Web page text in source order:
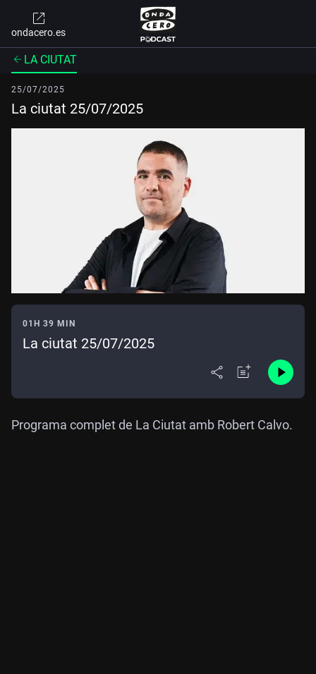
ondacero.es
LA CIUTAT
25/07/2025
La ciutat 25/07/2025
01H 39 MIN
La ciutat 25/07/2025
Programa complet de La Ciutat amb Robert Calvo.